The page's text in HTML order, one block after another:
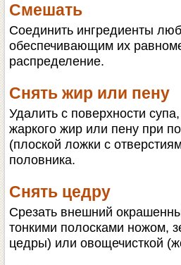
Смешать
Соединить ингредиенты
обеспечивающим их
распределение.
Снять жир или пену
Удалить с поверхности
жаркого жир или пену при
(плоской ложки с
половника.
Снять цедру
Срезать внешний
тонкими полосками ножом,
цедры) или овощечисткой